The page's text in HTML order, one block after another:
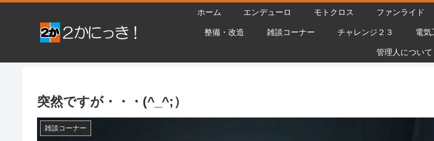
ホーム エンデューロ モトクロス ファンライド
整備・改造 雑談コーナー チャレンジ２３ 電気
管理人について
突然ですが・・・(^_^;）
雑談コーナー